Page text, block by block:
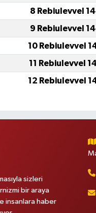
8 Rebiulevvel
9 Rebiulevvel
10 Rebiulevvel
11 Rebiulevvel
12 Rebiulevvel
sizleri
bir araya
insanlara haber